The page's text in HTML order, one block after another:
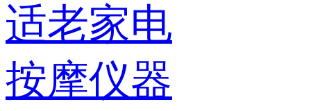
适老家电
按摩仪器